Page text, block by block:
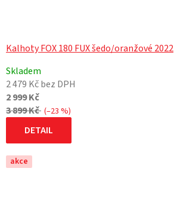
Kalhoty FOX 180 FUX šedo/oranžové 2022
Skladem
2 479 Kč bez DPH
2 999 Kč
3 899 Kč (–23 %)
DETAIL
akce